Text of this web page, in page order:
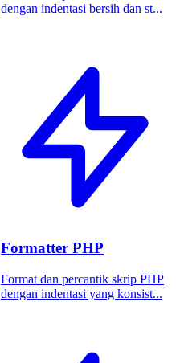
dengan indentasi bersih dan st...
Formatter PHP
Format dan percantik skrip PHP
dengan indentasi yang konsist...